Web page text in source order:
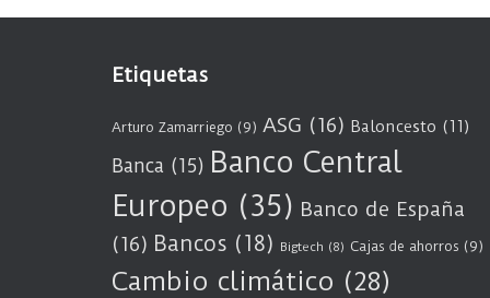
Etiquetas
Arturo Zamarriego (9) ASG (16) Baloncesto (11)
Banca (15) Banco Central
Europeo (35) Banco de España
(16) Bancos (18) Bigtech (8) Cajas de ahorros (9)
Cambio climático (28)